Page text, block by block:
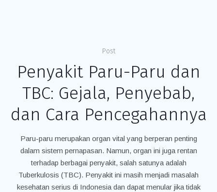
Post
Penyakit Paru-Paru dan
TBC: Gejala, Penyebab,
dan Cara Pencegahannya
Paru-paru merupakan organ vital yang berperan penting
dalam sistem pernapasan. Namun, organ ini juga rentan
terhadap berbagai penyakit, salah satunya adalah
Tuberkulosis (TBC). Penyakit ini masih menjadi masalah
kesehatan serius di Indonesia dan dapat menular jika tidak